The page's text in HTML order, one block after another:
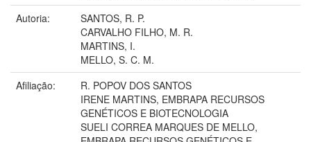
Autoria:
SANTOS, R. P.
CARVALHO FILHO, M. R.
MARTINS, I.
MELLO, S. C. M.
Afiliação:
R. POPOV DOS SANTOS
IRENE MARTINS, EMBRAPA RECURSOS
GENÉTICOS E BIOTECNOLOGIA
SUELI CORREA MARQUES DE MELLO,